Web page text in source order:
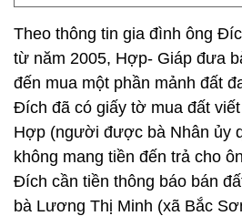
Theo thông tin gia đình ông
từ năm 2005, Hợp- Giáp đưa
đến mua một phần mảnh đất
Đích đã có giấy tờ mua đất
Hợp (người được bà Nhân ủy
không mang tiền đến trả cho
Đích cần tiền thông báo bán
bà Lương Thị Minh (xã Bắc